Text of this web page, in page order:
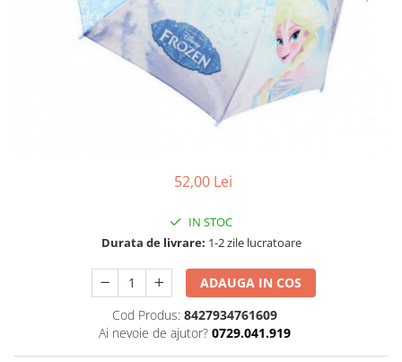
52,00 Lei
IN STOC
Durata de livrare: 1-2 zile lucratoare
ADAUGA IN COS
Cod Produs: 8427934761609
Ai nevoie de ajutor? 0729.041.919